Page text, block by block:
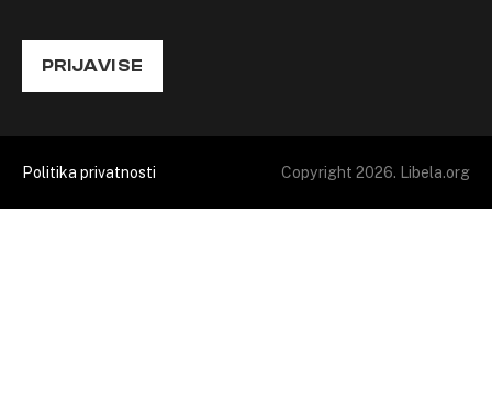
PRIJAVI SE
Politika privatnosti Copyright 2026. Libela.org